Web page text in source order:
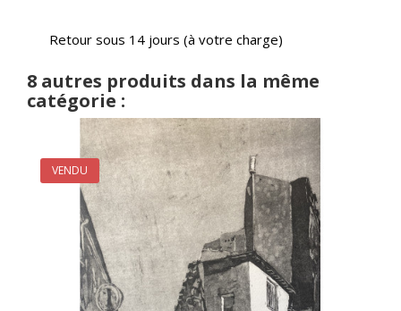
Retour sous 14 jours (à votre charge)
8 autres produits dans la même
catégorie :
VENDU